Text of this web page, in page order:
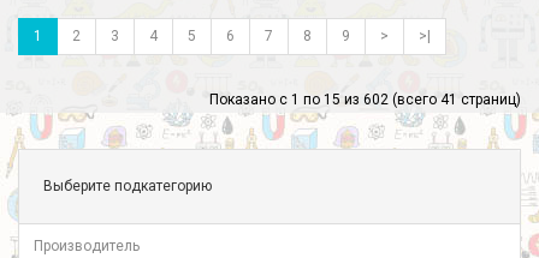
1 2 3 4 5 6 7 8 9 > >|
Показано с 1 по 15 из 602 (всего 41 страниц)
Выберите подкатегорию
Производитель